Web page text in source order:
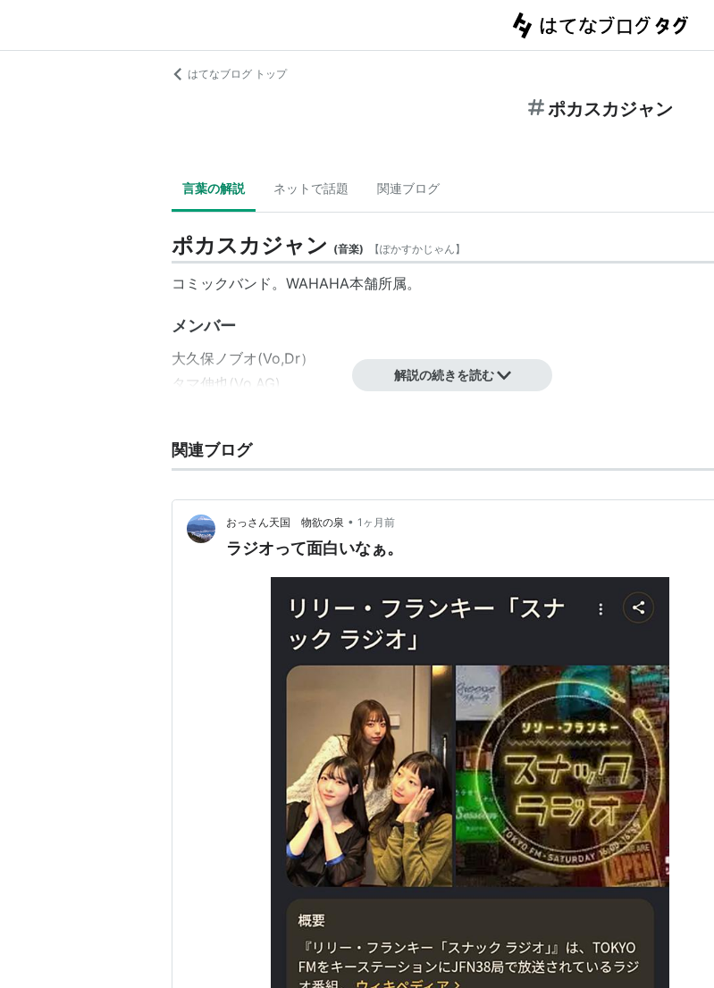
はてなブログ トップ
ポカスカジャン
言葉の解説 ネットで話題 関連ブログ
ポカスカジャン (音楽) 【ぽかすかじゃん】
コミックバンド。 WAHAHA本舗所属。
メンバー
大久保ノブオ(Vo,Dr）
タマ伸也(Vo,AG)
賞暦
2005年 国立演芸場花形演芸大賞・金賞受賞
2006年 国立演芸場花形演芸大賞・金賞受賞
解説の続きを読む
関連ブログ
おっさん天国 物欲の泉 • 1ヶ月前
ラジオって面白いなぁ。